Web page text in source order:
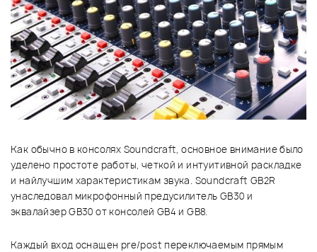
Как обычно в консолях Soundcraft, основное внимание было
уделено простоте работы, четкой и интуитивной раскладке
и найлучшим характеристикам звука. Soundcraft GB2R
унаследовал микрофонный предусилитель GB30 и
эквалайзер GB30 от консолей GB4 и GB8.
Каждый вход оснащен pre/post переключаемым прямым